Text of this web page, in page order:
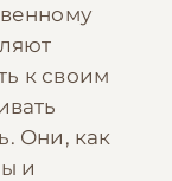
к своим
Они, как
и